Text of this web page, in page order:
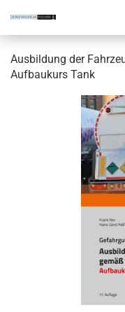
Ausbildung der
Aufbaukurs Tank